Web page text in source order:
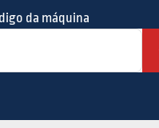
da máquina